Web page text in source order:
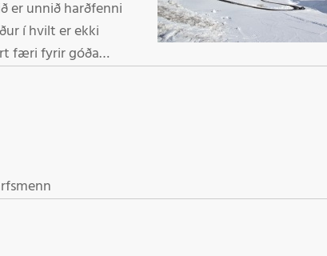
í hvilt er ekki
miðvikudaginn 22. janúar kl 16 00 Starfsmenn